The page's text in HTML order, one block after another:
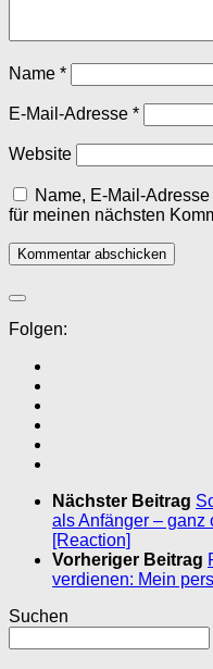
Name *
E-Mail-Adresse *
Website
Name, E-Mail-
für meinen nächsten
Folgen:
Nächster Beitrag
als Anfänger – ganz
[Reaction]
Vorheriger Beitrag
verdienen: Mein
Suchen